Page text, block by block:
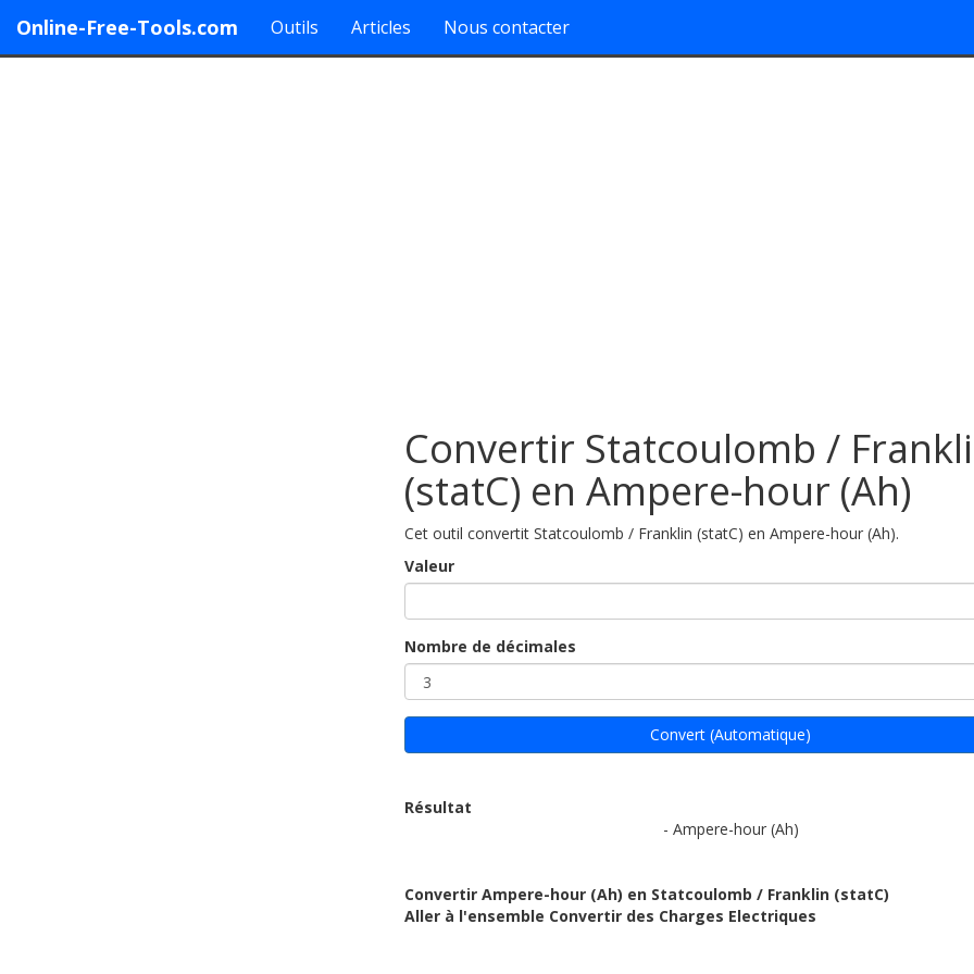
Online-Free-Tools.com Outils Articles Nous contacter
Convertir Statcoulomb /
(statC) en Ampere-hour (Ah)
Cet outil convertit Statcoulomb / Franklin (statC) en Ampere-hour (Ah).
Valeur
Nombre de décimales
Convert (Automatique)
Résultat
- Ampere-hour (Ah)
Convertir Ampere-hour (Ah) en Statcoulomb / Franklin (statC)
Aller à l'ensemble Convertir des Charges Electriques